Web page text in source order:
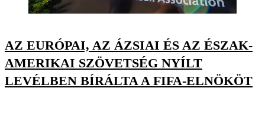
AZ EURÓPAI, AZ ÁZSIAI ÉS AZ ÉSZAK-
AMERIKAI SZÖVETSÉG NYÍLT
LEVÉLBEN BÍRÁLTA A FIFA-ELNÖKÖT